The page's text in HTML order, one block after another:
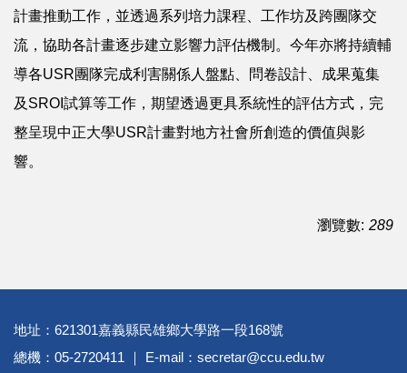
計畫推動工作，並透過系列培力課程、工作坊及跨團隊交
流，協助各計畫逐步建立影響力評估機制。今年亦將持續輔
導各USR團隊完成利害關係人盤點、問卷設計、成果蒐集
及SROI試算等工作，期望透過更具系統性的評估方式，完
整呈現中正大學USR計畫對地方社會所創造的價值與影
響。
瀏覽數: 289
地址：621301嘉義縣民雄鄉大學路一段168號
總機：05-2720411 ｜ E-mail：secretar@ccu.edu.tw